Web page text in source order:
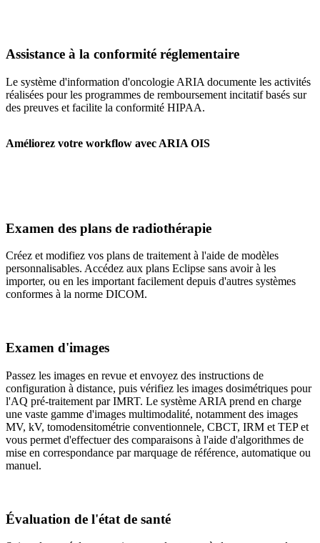
Assistance à la conformité réglementaire
Le système d'information d'oncologie ARIA documente les activités
réalisées pour les programmes de remboursement incitatif basés sur
des preuves et facilite la conformité HIPAA.
Améliorez votre workflow avec ARIA OIS
Examen des plans de radiothérapie
Créez et modifiez vos plans de traitement à l'aide de modèles
personnalisables. Accédez aux plans Eclipse sans avoir à les
importer, ou en les important facilement depuis d'autres systèmes
conformes à la norme DICOM.
Examen d'images
Passez les images en revue et envoyez des instructions de
configuration à distance, puis vérifiez les images dosimétriques pour
l'AQ pré-traitement par IMRT. Le système ARIA prend en charge
une vaste gamme d'images multimodalité, notamment des images
MV, kV, tomodensitométrie conventionnele, CBCT, IRM et TEP et
vous permet d'effectuer des comparaisons à l'aide d'algorithmes de
mise en correspondance par marquage de référence, automatique ou
manuel.
Évaluation de l'état de santé